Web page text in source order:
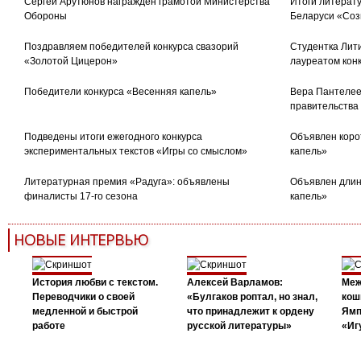
Обороны
Беларуси
Поздравляем победителей конкурса свазорий
«Золотой Цицерон»
Студентка
лауреатом
Победители конкурса «Весенняя капель»
Вера
Подведены итоги ежегодного конкурса
экспериментальных текстов «Игры со смыслом»
Объявлен
капель»
Литературная премия «Радуга»: объявлены
финалисты 17-го сезона
Объявлен
капель»
НОВЫЕ ИНТЕРВЬЮ
История любви с текстом.
Переводчики о своей
медленной и быстрой
работе
Алексей Варламов:
«Булгаков роптал, но знал,
что принадлежит к ордену
русской литературы»